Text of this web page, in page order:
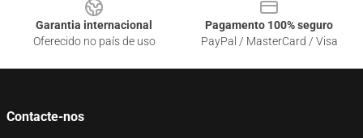
Garantia internacional
Oferecido no país de uso
Pagamento 100% seguro
PayPal / MasterCard / Visa
Contacte-nos